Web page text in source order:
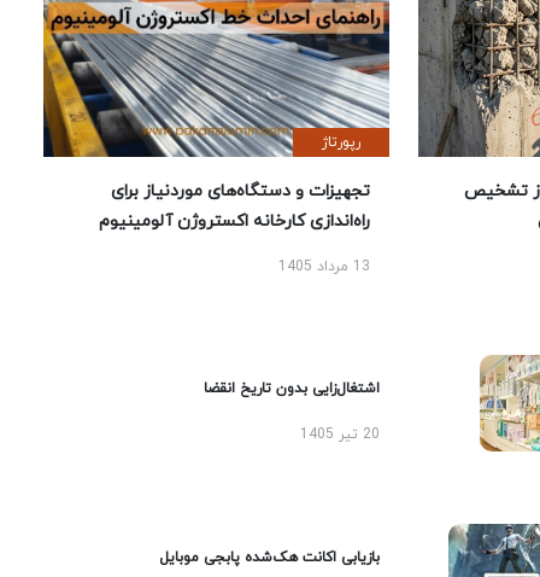
تشخیص
رپورتاژ
تجهیزات و دستگاه‌های موردنیاز برای
راه‌اندازی کارخانه اکستروژن آلومینیوم
13 مرداد 1405
اشتغال‌زایی بدون تاریخ انقضا
20 تیر 1405
بازیابی اکانت هک‌شده پابجی موبایل